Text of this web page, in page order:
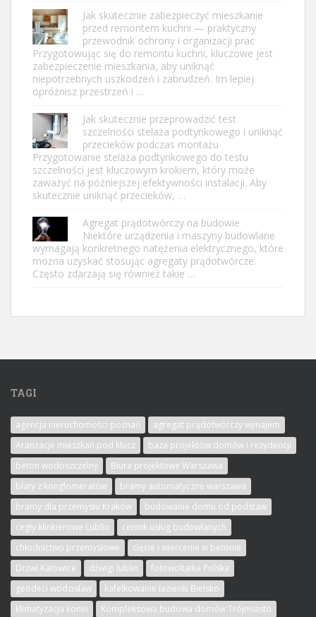
Jak skutecznie zabezpieczyć mieszkanie
przed remontem kuchni — praktyczny
przewodnik ochrony i organizacji prac
Przygotowując się do remontu kuchni, kluczowe jest
zabezpieczenie mieszkania, aby uniknąć
niepotrzebnych uszkodzeń i zabrudzeń. Im lepiej
opróżnisz przestrzeń i …
Jak skutecznie przeprowadzić test
szczelności stelaża podtynkowego i uniknąć
przecieków podczas montażu
Przygotowanie stelaża podtynkowego do testu
szczelności jest kluczowym krokiem, który może
zaważyć na późniejszej efektywności instalacji. Aby
skutecznie uniknąć przecieków, …
Agregat prądotwórczy na budowie
Niektóre urządzenia i maszyny budowlane
wymagają konkretnego natężenia elektrycznego, które
można uzyskać stosując agregaty prądotwórcze.
Często zdarzają się również takie …
TAGI
agencja nieruchomości poznań
agregat prądotwórczy wynajem
Aranżacje mieszkań pod klucz
baza projektów domów i rezydencji
beton wodoszczelny
Biura projektowe Warszawa
blaty z konglomeratów
bramy automatyczne warszawa
bramy dla przemysłu Kraków
budowanie domu od podstaw
cegły klinkierowe Lublin
cennik usług budowlanych
chłodnictwo przemysłowe
cięcie i wiercenie w betonie
Drzwi Katowice
dźwigi lublin
fotowoltaika Polska
geodeci wodzisław
kafelkowanie łazienki Bielsko
klimatyzacja konin
Kompleksowa budowa domów Trójmiasto